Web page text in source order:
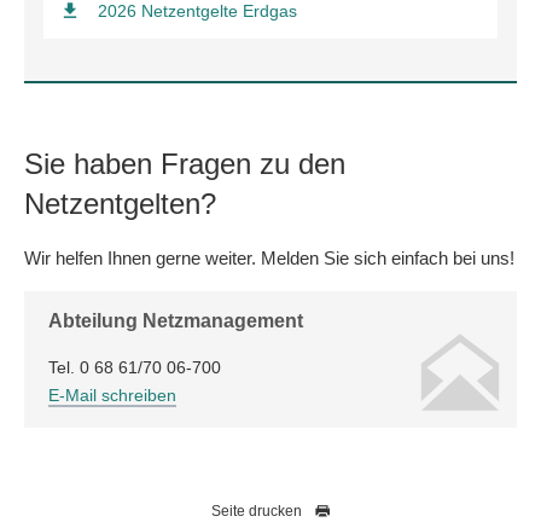
2026 Netzentgelte Erdgas
Sie haben Fragen zu den
Netzentgelten?
Wir helfen Ihnen gerne weiter. Melden Sie sich einfach bei uns!
Abteilung Netzmanagement
Tel. 0 68 61/70 06-700
E-Mail schreiben
Seite drucken